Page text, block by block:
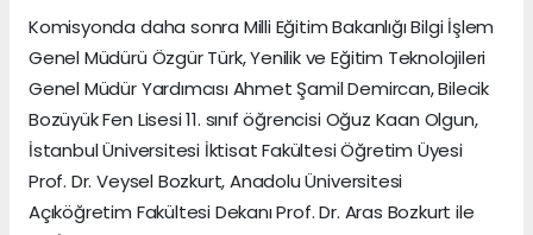
Komisyonda daha sonra Milli Eğitim Bakanlığı Bilgi İşlem
Genel Müdürü Özgür Türk, Yenilik ve Eğitim Teknolojileri
Genel Müdür Yardımcısı Ahmet Şamil Demircan, Bilecik
Bozüyük Fen Lisesi 11. sınıf öğrencisi Oğuz Kaan Olgun,
İstanbul Üniversitesi İktisat Fakültesi Öğretim Üyesi
Prof. Dr. Veysel Bozkurt, Anadolu Üniversitesi
Açıköğretim Fakültesi Dekanı Prof. Dr. Aras Bozkurt ile